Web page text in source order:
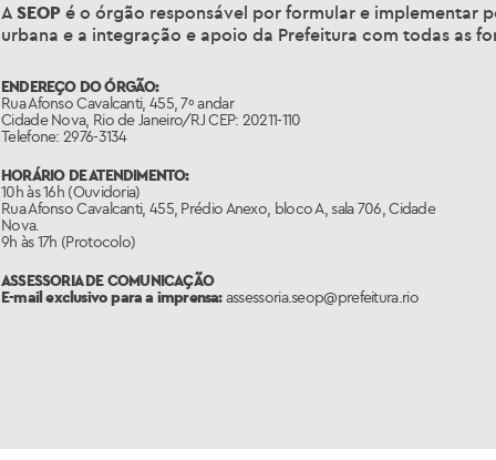
A SEOP é o órgão responsável por formular e implementar
urbana e a integração e apoio da Prefeitura com todas as
ENDEREÇO DO ÓRGÃO:
Rua Afonso Cavalcanti, 455, 7º andar
Cidade Nova, Rio de Janeiro/RJ CEP: 20211-110
Telefone: 2976-3134
HORÁRIO DE ATENDIMENTO:
10h às 16h (Ouvidoria)
Rua Afonso Cavalcanti, 455, Prédio Anexo, bloco A, sala 706, Cidade
Nova.
9h às 17h (Protocolo)
ASSESSORIA DE COMUNICAÇÃO
E-mail exclusivo para a imprensa:assessoria.seop@prefeitura.rio